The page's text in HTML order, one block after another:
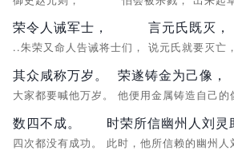
荣令人诫军士，
..朱荣又命人告诫将士们，
言元氏既灭，
说元氏就要灭亡
其众咸称万岁。
大家都要喊他万岁。
荣遂铸金为己像，
他便用金属铸造自己的
数四不成。
四次都没有成功。
时荣所信幽州人刘灵
此时，他所信赖的幽州人